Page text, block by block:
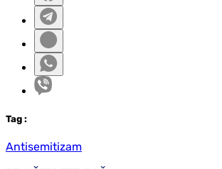
Tag :
Antisemitizam